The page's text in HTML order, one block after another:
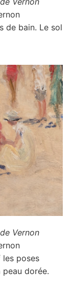
de bain. Le sol
Vernon
les poses
dorée.